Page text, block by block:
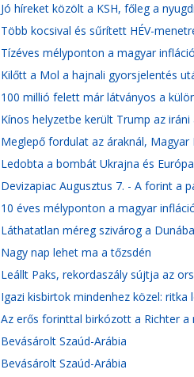
Jó híreket közölt a KSH, főleg a
Több kocsival és sűrített HÉV-
Tízéves mélyponton a magyar
Kilőtt a Mol a hajnali gyorsjelentés
100 millió felett már látványos a
Kínos helyzetbe került Trump az
Meglepő fordulat az áraknál, Magyar
Ledobta a bombát Ukrajna és
Devizapiac Augusztus 7. - A forint a
10 éves mélyponton a magyar
Láthatatlan méreg szivárog a
Nagy nap lehet ma a tőzsdén
Leállt Paks, rekordaszály sújtja az
Igazi kisbirtok mindenhez közel:
Az erős forinttal birkózott a Richter
Bevásárolt Szaúd-Arábia
Bevásárolt Szaúd-Arábia